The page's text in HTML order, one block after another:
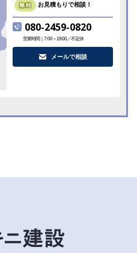
お見積もりで相談！
080-2459-0820
営業時間｜7:00～19:00／不定休
メールで相談